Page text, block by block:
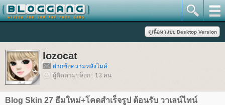
lozocat
ฝากข้อความหลังไมค์
ผู้ติดตามบล็อก : 13 คน
Blog Skin 27 ธีมใหม่+โคดสำเร็จรูป ต้อนรับ วาเลน์ไทน์